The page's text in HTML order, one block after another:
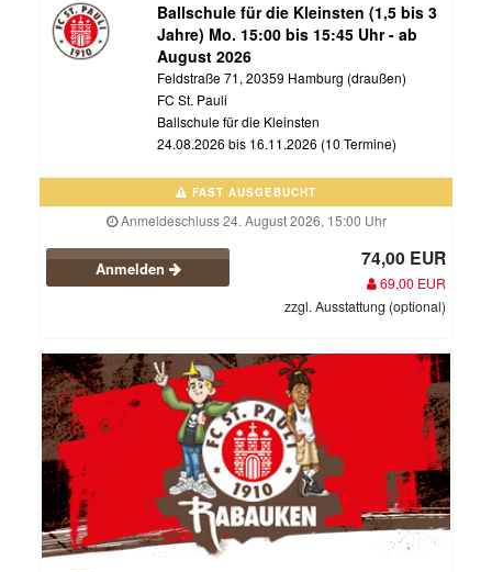
Ballschule für die Kleinsten (1,5 bis 3
Jahre) Mo. 15:00 bis 15:45 Uhr - ab
August 2026
Feldstraße 71, 20359 Hamburg (draußen)
FC St. Pauli
Ballschule für die Kleinsten
24.08.2026 bis 16.11.2026 (10 Termine)
FAST AUSGEBUCHT
Anmeldeschluss 24. August 2026, 15:00 Uhr
Anmelden 74,00 EUR
69,00 EUR
zzgl. Ausstattung (optional)